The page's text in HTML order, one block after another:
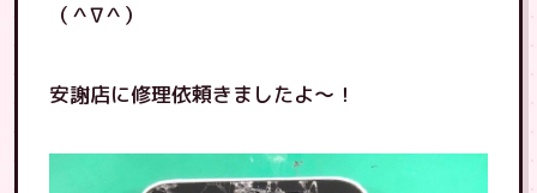
（＾∇＾）
安謝店に修理依頼きましたよ〜！